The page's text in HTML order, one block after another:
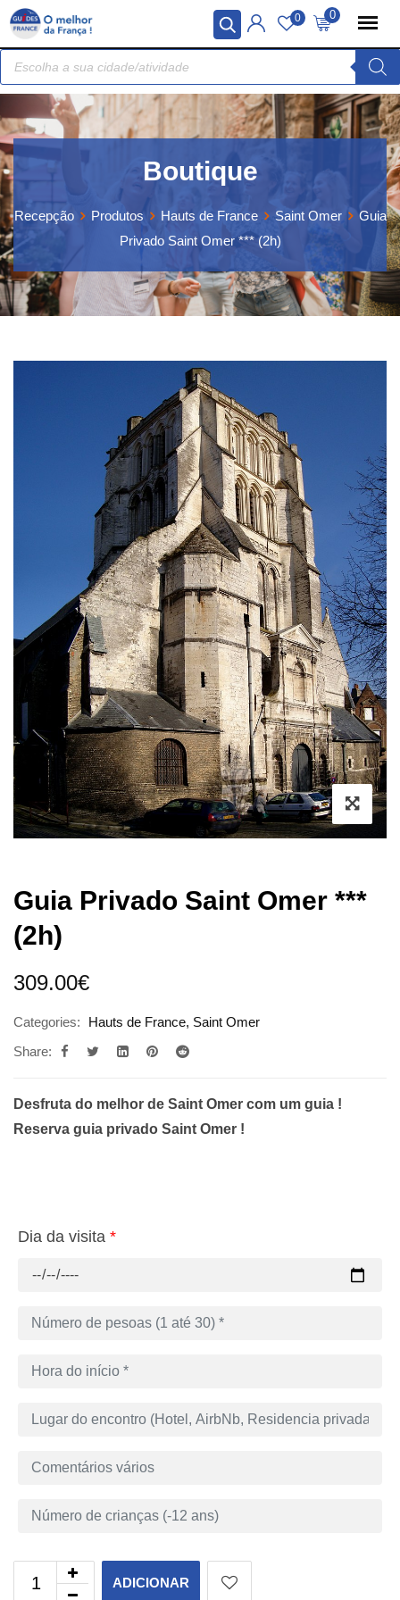
Painel de Gerenciamento de Cookies
Skip
content
0
0
Recherche
de
produits
Boutique
Recepção Produtos Hauts de France Saint Omer
Guia
Privado Saint Omer *** (2h)
Guia Privado Saint Omer ***
(2h)
309.00€
Categories: Hauts de France, Saint Omer
Share:
Desfruta do melhor de Saint Omer com um guia !
Reserva guia privado Saint Omer !
Dia da visita *
ADICIONAR